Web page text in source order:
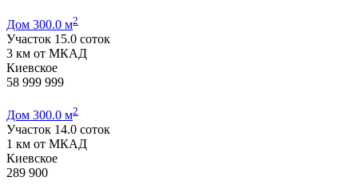
Дом 300.0 м2
Участок 15.0 соток
3 км от МКАД
Киевское
58 999 999
Дом 300.0 м2
Участок 14.0 соток
1 км от МКАД
Киевское
289 900